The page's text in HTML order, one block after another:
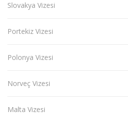
Slovakya Vizesi
Portekiz Vizesi
Polonya Vizesi
Norveç Vizesi
Malta Vizesi